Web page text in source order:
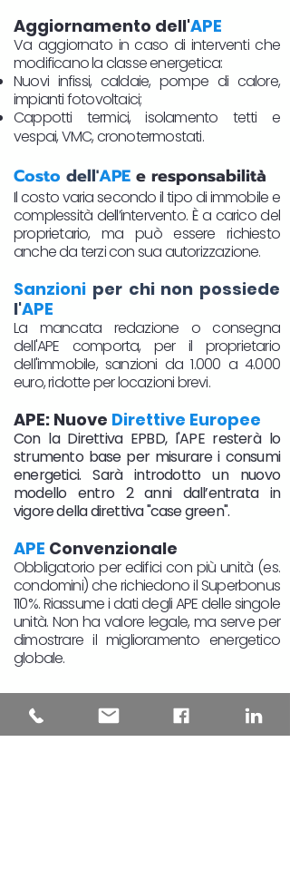
Aggiornamento dell'APE
Va aggiornato in caso di interventi che
modificano la classe energetica:
Nuovi infissi, caldaie, pompe di calore,
impianti fotovoltaici;
Cappotti termici, isolamento tetti e
vespai, VMC, cronotermostati.​
Costo dell'APE e responsabilità
Il costo varia secondo il tipo di immobile e
complessità dell’intervento. È a carico del
proprietario, ma può essere richiesto
anche da terzi con sua autorizzazione.
Sanzioni per chi non possiede
l'APE
La mancata redazione o consegna
dell'APE comporta, per il proprietario
dell'immobile, sanzioni da 1.000 a 4.000
euro, ridotte per locazioni brevi.
APE: Nuove Direttive Europee
Con la Direttiva EPBD, l'APE resterà lo
strumento base per misurare i consumi
energetici. Sarà introdotto un nuovo
modello entro 2 anni dall’entrata in
vigore della direttiva "case green".
APE Convenzionale
Obbligatorio per edifici con più unità (es.
condomini) che richiedono il Superbonus
110%. Riassume i dati degli APE delle singole
unità. Non ha valore legale, ma serve per
dimostrare il miglioramento energetico
globale.
Richiedi il Certificato Energetico APE
in Piemonte